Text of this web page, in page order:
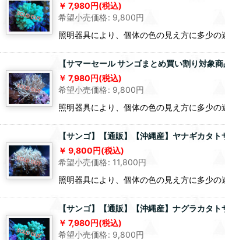
7,980円(税込)
希望小売価格: 9,800円
照明器具により、個体の色の見え方に多少の
【サマーセール サンゴまとめ買い割り対象
7,980円(税込)
希望小売価格: 9,800円
照明器具により、個体の色の見え方に多少の
【サンゴ】【通販】【沖縄産】ヤナギカタ
9,800円(税込)
希望小売価格: 11,800円
照明器具により、個体の色の見え方に多少の
【サンゴ】【通販】【沖縄産】ナグラカタ
7,980円(税込)
希望小売価格: 9,800円